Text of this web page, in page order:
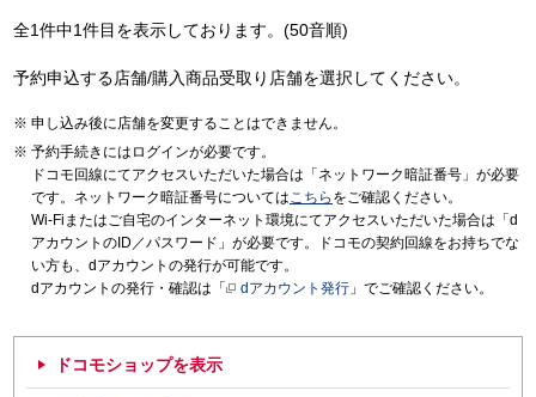
全1件中1件目を表示しております。(50音順)
予約申込する店舗/購入商品受取り店舗を選択してください。
申し込み後に店舗を変更することはできません。
予約手続きにはログインが必要です。
ドコモ回線にてアクセスいただいた場合は「ネットワーク暗証番号」が必要
です。ネットワーク暗証番号についてはこちら をご確認ください。
Wi-Fiまたはご自宅のインターネット環境にてアクセスいただいた場合は「d
アカウントのID／パスワード」が必要です。ドコモの契約回線をお持ちでな
い方も、dアカウントの発行が可能です。
dアカウントの発行・確認は「
dアカウント発行 」でご確認ください。
ドコモショップを表示